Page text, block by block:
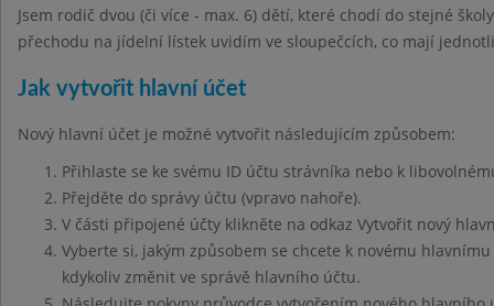
Jsem rodič dvou (či více - max. 6) dětí, které chodí do stejné
přechodu na jídelní lístek uvidím ve sloupečcích, co mají
Jak vytvořit hlavní účet
Nový hlavní účet je možné vytvořit následujícím způsobem:
Přihlaste se ke svému ID účtu strávníka nebo k
Přejděte do správy účtu (vpravo nahoře).
V části připojené účty klikněte na odkaz Vytvořit nový
Vyberte si, jakým způsobem se chcete k novému
kdykoliv změnit ve správě hlavního účtu.